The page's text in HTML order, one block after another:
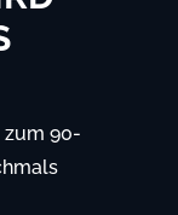
zum 90-